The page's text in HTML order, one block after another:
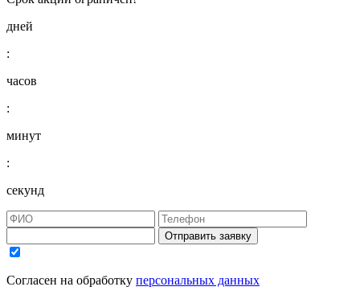
дней
:
часов
:
минут
:
секунд
Отправить заявку
Согласен на обработку персональных данных